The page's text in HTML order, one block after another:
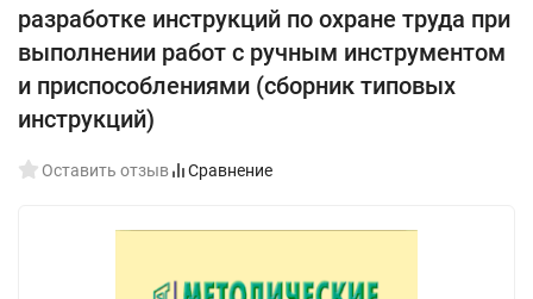
разработке инструкций по охране труда при
выполнении работ с ручным инструментом
и приспособлениями (сборник типовых
инструкций)
Оставить отзыв Сравнение